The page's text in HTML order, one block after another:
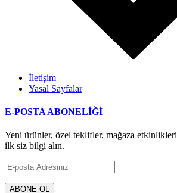
İletişim
Yasal Sayfalar
E-POSTA ABONELİĞİ
Yeni ürünler, özel teklifler, mağaza
ilk siz bilgi alın.